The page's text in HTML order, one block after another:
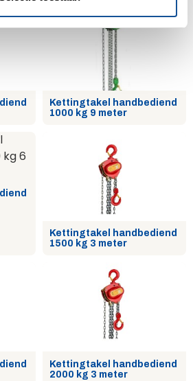
Kettingtakel handbediend
1000 kg 9 meter
Kettingtakel handbediend
1500 kg 3 meter
Kettingtakel handbediend
2000 kg 3 meter